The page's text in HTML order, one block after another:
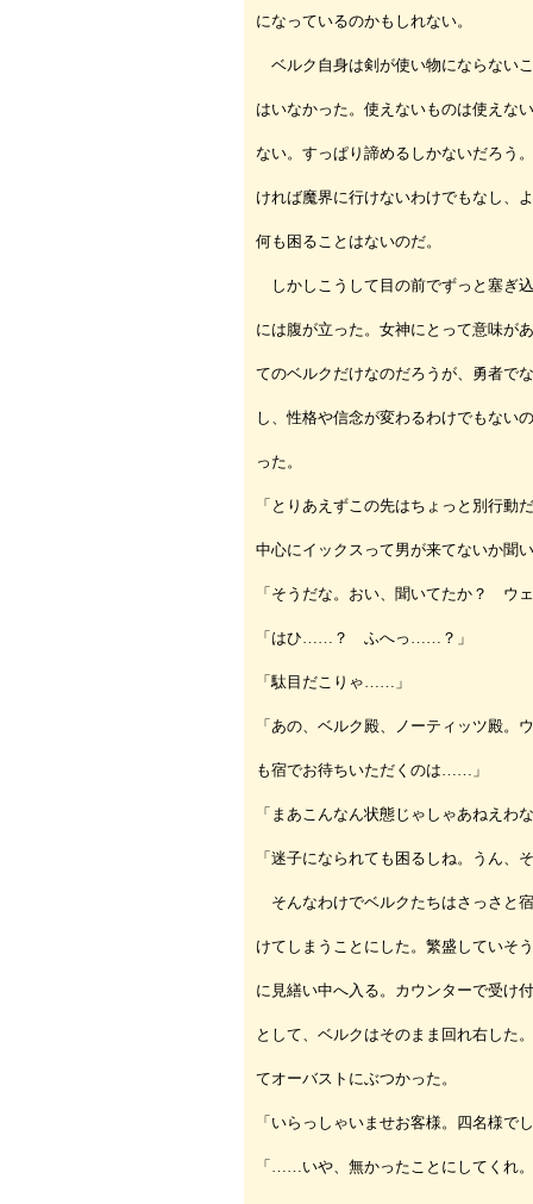
になっているのかもしれない。
ベルク自身は剣が使い物にならない
はいなかった。使えないものは使えな
ない。すっぱり諦めるしかないだろう
ければ魔界に行けないわけでもなし、
何も困ることはないのだ。
しかしこうして目の前でずっと塞ぎ
には腹が立った。女神にとって意味が
てのベルクだけなのだろうが、勇者で
し、性格や信念が変わるわけでもない
った。
「とりあえずこの先はちょっと別行動
中心にイックスって男が来てないか聞
「そうだな。おい、聞いてたか？ ウ
「はひ……？ ふへっ……？」
「駄目だこりゃ……」
「あの、ベルク殿、ノーティッツ殿。
も宿でお待ちいただくのは……」
「まあこんなん状態じゃしゃあねえわ
「迷子になられても困るしね。うん、
そんなわけでベルクたちはさっさと
けてしまうことにした。繁盛していそ
に見繕い中へ入る。カウンターで受け
として、ベルクはそのまま回れ右した
てオーバストにぶつかった。
「いらっしゃいませお客様。四名様で
「……いや、無かったことにしてくれ